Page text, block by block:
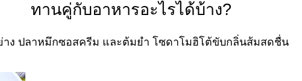
ทานคู่กับอาหารอะไรได้บ้าง?
าง ปลาหมึกซอสครีม และต้มยำ โซดาโมฮิโต้ขับกลิ่นส้มสดชื่น